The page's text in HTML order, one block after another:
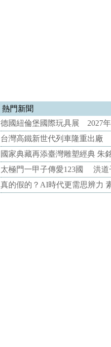
熱門新聞
德國紐倫堡國際玩具展 2027
台灣高鐵新世代列車隆重出廠
國家典藏再添臺灣雕塑經典 朱
太極門一甲子傳愛123國 洪道
真的假的？AI時代更需思辨力